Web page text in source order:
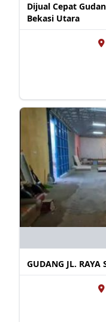
Dijual Cepat
Bekasi Utara
GUDANG JL. RAYA